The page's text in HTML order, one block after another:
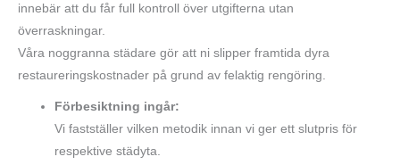
innebär att du får full kontroll över utgifterna utan
överraskningar.
Våra noggranna städare gör att ni slipper framtida dyra
restaureringskostnader på grund av felaktig rengöring.
Förbesiktning ingår:
Vi fastställer vilken metodik innan vi ger ett slutpris för
respektive städyta.